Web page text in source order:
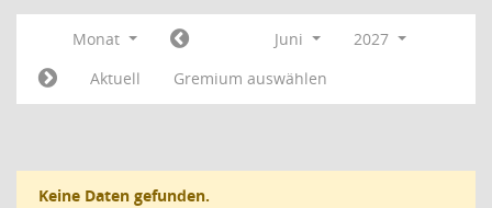
Monat Juni
2027
Aktuell
Gremium auswählen
Keine Daten gefunden.